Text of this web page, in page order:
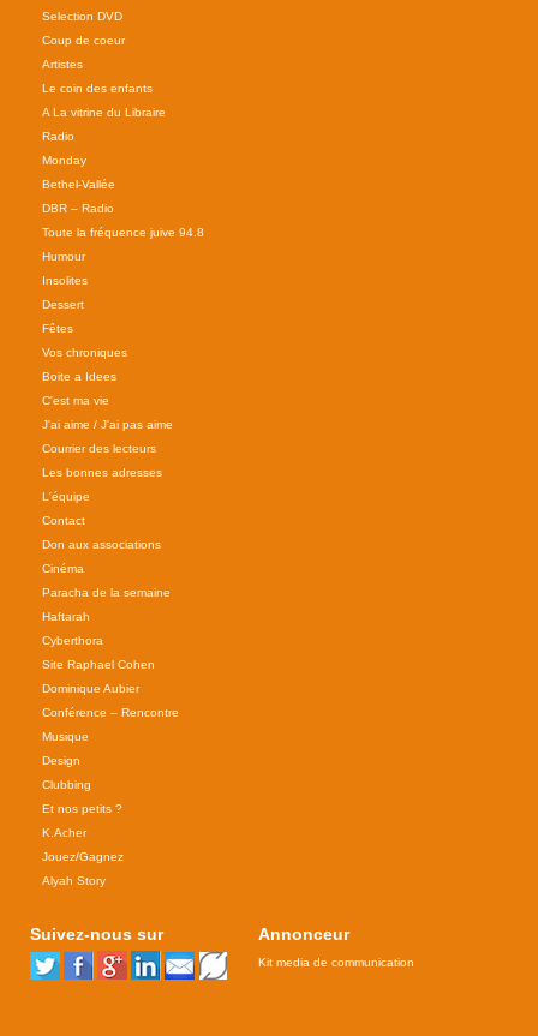
Selection DVD
Coup de coeur
Artistes
Le coin des enfants
A La vitrine du Libraire
Radio
Monday
Bethel-Vallée
DBR – Radio
Toute la fréquence juive 94.8
Humour
Insolites
Dessert
Fêtes
Vos chroniques
Boite a Idees
C'est ma vie
J'ai aime / J'ai pas aime
Courrier des lecteurs
Les bonnes adresses
L'équipe
Contact
Don aux associations
Cinéma
Paracha de la semaine
Haftarah
Cyberthora
Site Raphael Cohen
Dominique Aubier
Conférence – Rencontre
Musique
Design
Clubbing
Et nos petits ?
K.Acher
Jouez/Gagnez
Alyah Story
Suivez-nous sur Annonceur
Kit media de communication